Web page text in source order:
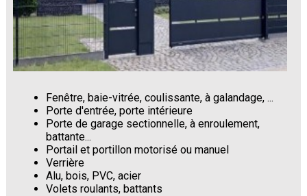
Fenêtre, baie-vitrée, coulissante, à galandage, ...
Porte d'entrée, porte intérieure
Porte de garage sectionnelle, à enroulement,
battante...
Portail et portillon motorisé ou manuel
Verrière
Alu, bois, PVC, acier
Volets roulants, battants